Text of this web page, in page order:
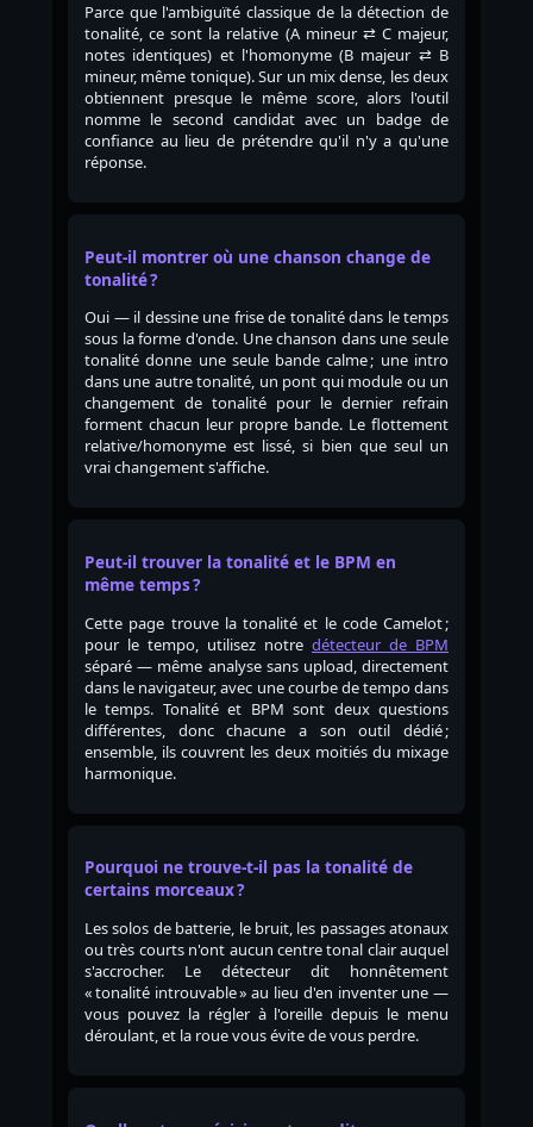
Parce que l'ambiguïté classique de la détection de
tonalité, ce sont la relative (A mineur ⇄ C majeur,
notes identiques) et l'homonyme (B majeur ⇄ B
mineur, même tonique). Sur un mix dense, les deux
obtiennent presque le même score, alors l'outil
nomme le second candidat avec un badge de
confiance au lieu de prétendre qu'il n'y a qu'une
réponse.
Peut-il montrer où une chanson change de
tonalité ?
Oui — il dessine une frise de tonalité dans le temps
sous la forme d'onde. Une chanson dans une seule
tonalité donne une seule bande calme ; une intro
dans une autre tonalité, un pont qui module ou un
changement de tonalité pour le dernier refrain
forment chacun leur propre bande. Le flottement
relative/homonyme est lissé, si bien que seul un
vrai changement s'affiche.
Peut-il trouver la tonalité et le BPM en
même temps ?
Cette page trouve la tonalité et le code Camelot ;
pour le tempo, utilisez notre détecteur de BPM
séparé — même analyse sans upload, directement
dans le navigateur, avec une courbe de tempo dans
le temps. Tonalité et BPM sont deux questions
différentes, donc chacune a son outil dédié ;
ensemble, ils couvrent les deux moitiés du mixage
harmonique.
Pourquoi ne trouve-t-il pas la tonalité de
certains morceaux ?
Les solos de batterie, le bruit, les passages atonaux
ou très courts n'ont aucun centre tonal clair auquel
s'accrocher. Le détecteur dit honnêtement
« tonalité introuvable » au lieu d'en inventer une —
vous pouvez la régler à l'oreille depuis le menu
déroulant, et la roue vous évite de vous perdre.